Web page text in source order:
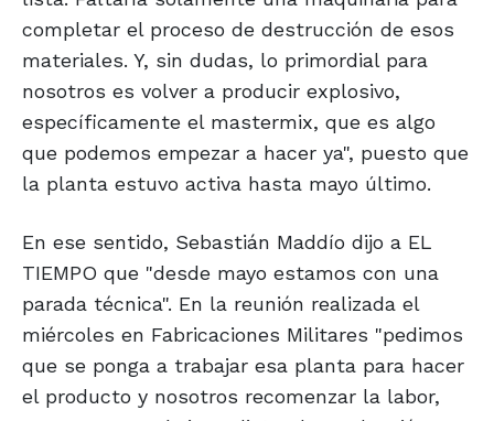
completar el proceso de destrucción de esos
materiales. Y, sin dudas, lo primordial para
nosotros es volver a producir explosivo,
específicamente el mastermix, que es algo
que podemos empezar a hacer ya", puesto que
la planta estuvo activa hasta mayo último.
En ese sentido, Sebastián Maddío dijo a EL
TIEMPO que "desde mayo estamos con una
parada técnica". En la reunión realizada el
miércoles en Fabricaciones Militares "pedimos
que se ponga a trabajar esa planta para hacer
el producto y nosotros recomenzar la labor,